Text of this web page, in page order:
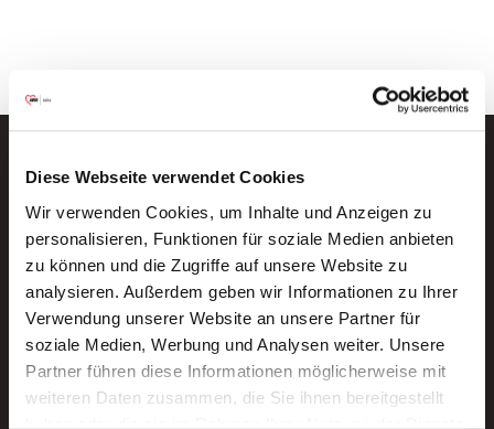
Diese Webseite verwendet Cookies
Wir verwenden Cookies, um Inhalte und Anzeigen zu
personalisieren, Funktionen für soziale Medien anbieten
zu können und die Zugriffe auf unsere Website zu
analysieren. Außerdem geben wir Informationen zu Ihrer
Verwendung unserer Website an unsere Partner für
soziale Medien, Werbung und Analysen weiter. Unsere
Partner führen diese Informationen möglicherweise mit
weiteren Daten zusammen, die Sie ihnen bereitgestellt
Neue Stellen per E-Mail.
Ein kostenloser Service von AWO
Jobs.
E-Mail-Adresse eintragen